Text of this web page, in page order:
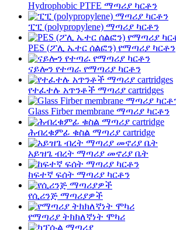
Hydrophobic PTFE ማጣሪያ ካርቶን
ፒፒ (polypropylene) ማጣሪያ ካርቶን
PES (ፖሊ ኤተር ሰልፎን) የማጣሪያ ካርቶን
ናይሎን የተጣራ የማጣሪያ ካርቶን
የተፈተሉ አጥንቶች ማጣሪያ cartridges
Glass Firber membrane ማጣሪያ ካርቶን
ሕብረቁምፊ ቁስል ማጣሪያ cartridge
አይዝጌ ብረት ማጣሪያ መኖሪያ ቤት
ከፍተኛ ፍሰት ማጣሪያ ካርቶን
የሲሪንጅ ማጣሪያዎች
የማጣሪያ ትክክለኛነት ሞካሪ